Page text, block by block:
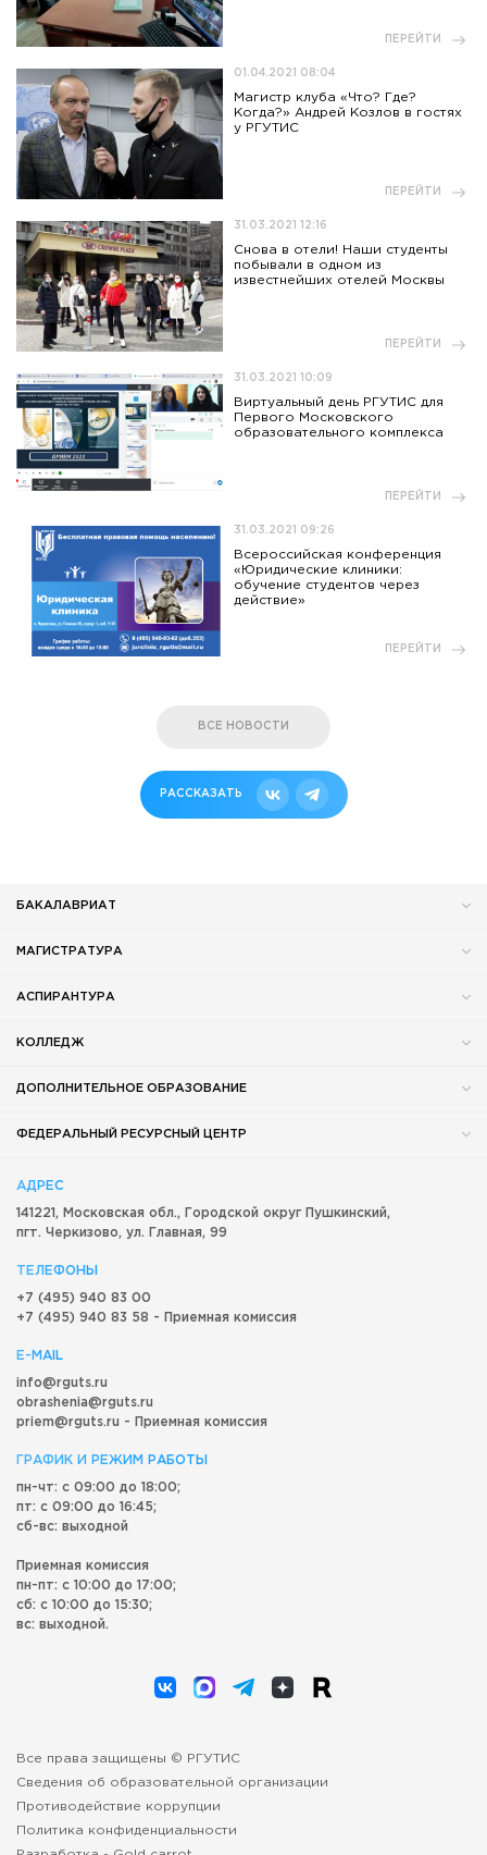
ПЕРЕЙТИ
01.04.2021 08:04
Магистр клуба «Что? Где?
Когда?» Андрей Козлов в гостях
у РГУТИС
ПЕРЕЙТИ
31.03.2021 12:16
Снова в отели! Наши студенты
побывали в одном из
известнейших отелей Москвы
ПЕРЕЙТИ
31.03.2021 10:09
Виртуальный день РГУТИС для
Первого Московского
образовательного комплекса
ПЕРЕЙТИ
31.03.2021 09:26
Всероссийская конференция
«Юридические клиники:
обучение студентов через
действие»
ПЕРЕЙТИ
ВСЕ НОВОСТИ
РАССКАЗАТЬ
БАКАЛАВРИАТ
МАГИСТРАТУРА
АСПИРАНТУРА
КОЛЛЕДЖ
ДОПОЛНИТЕЛЬНОЕ ОБРАЗОВАНИЕ
ФЕДЕРАЛЬНЫЙ РЕСУРСНЫЙ ЦЕНТР
АДРЕС
141221, Московская обл., Городской округ Пушкинский,
пгт. Черкизово, ул. Главная, 99
ТЕЛЕФОНЫ
+7 (495) 940 83 00
+7 (495) 940 83 58 - Приемная комиссия
E-MAIL
info@rguts.ru
obrashenia@rguts.ru
priem@rguts.ru - Приемная комиссия
ГРАФИК И РЕЖИМ РАБОТЫ
пн-чт: с 09:00 до 18:00;
пт: с 09:00 до 16:45;
сб-вс: выходной
Приемная комиссия
пн-пт: с 10:00 до 17:00;
сб: с 10:00 до 15:30;
вс: выходной.
Все права защищены © РГУТИС
Сведения об образовательной организации
Противодействие коррупции
Политика конфиденциальности